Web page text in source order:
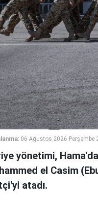
06 Ağustos 2026 Perşembe
yönetimi,
el Casim
atadı.